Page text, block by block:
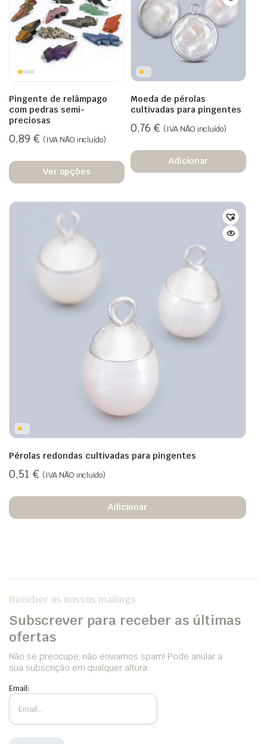
Pingente de relâmpago
com pedras semi-
preciosas
0,89 € (IVA NÃO incluído)
Ver opções
Moeda de pérolas
cultivadas para pingentes
0,76 € (IVA NÃO incluído)
Adicionar
Pérolas redondas cultivadas para pingentes
0,51 € (IVA NÃO incluído)
Adicionar
Receber os nossos mailings
Subscrever para receber as últimas
ofertas
Não se preocupe, não enviamos spam! Pode anular a
sua subscrição em qualquer altura.
Email: